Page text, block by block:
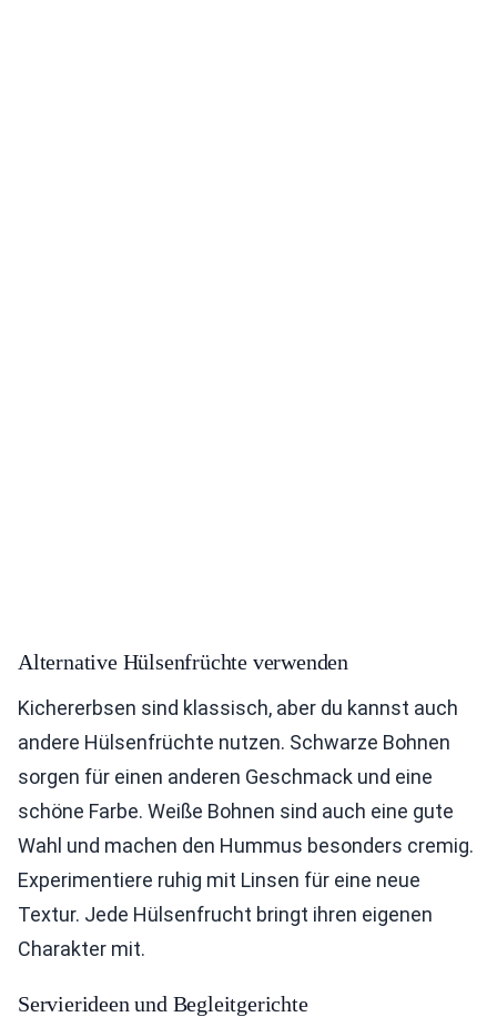
Alternative Hülsenfrüchte verwenden
Kichererbsen sind klassisch, aber du kannst auch
andere Hülsenfrüchte nutzen. Schwarze Bohnen
sorgen für einen anderen Geschmack und eine
schöne Farbe. Weiße Bohnen sind auch eine gute
Wahl und machen den Hummus besonders cremig.
Experimentiere ruhig mit Linsen für eine neue
Textur. Jede Hülsenfrucht bringt ihren eigenen
Charakter mit.
Servierideen und Begleitgerichte